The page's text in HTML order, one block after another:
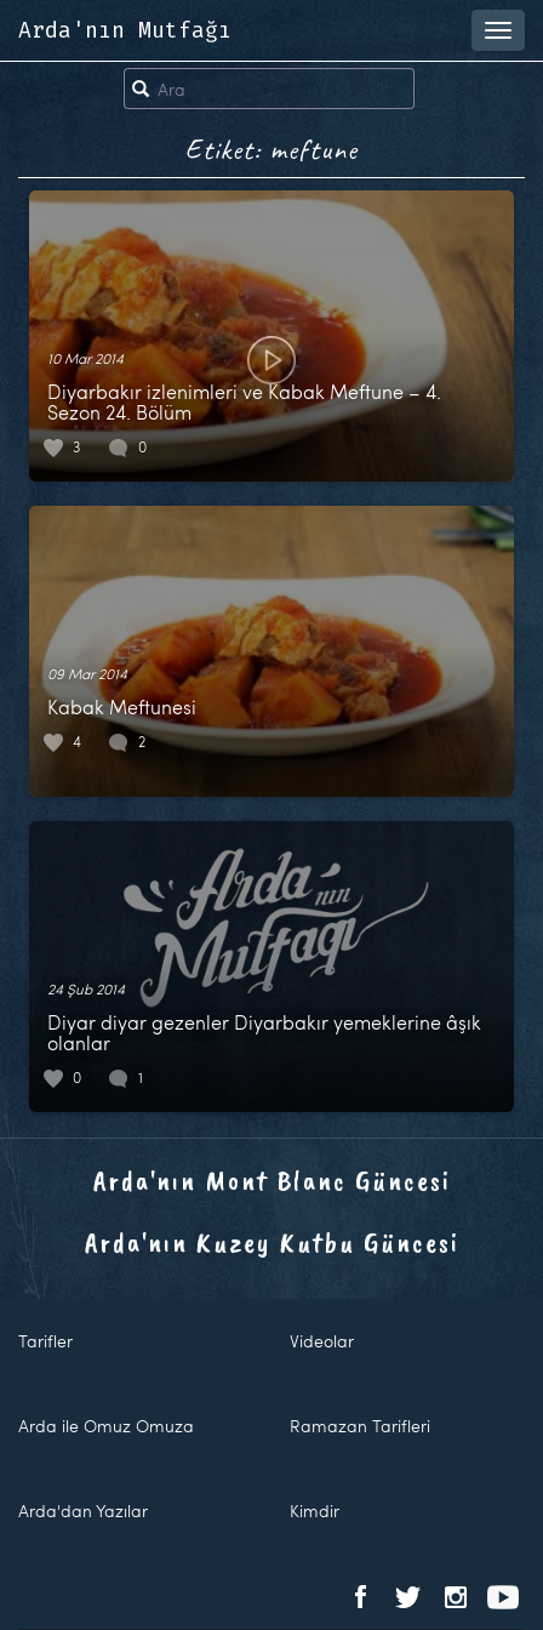
Arda'nın Mutfağı
Etiket: meftune
10 Mar 2014
Diyarbakır izlenimleri ve Kabak Meftune – 4.
Sezon 24. Bölüm
3 0
09 Mar 2014
Kabak Meftunesi
4 2
24 Şub 2014
Diyar diyar gezenler Diyarbakır yemeklerine âşık
olanlar
0 1
Arda'nın Mont Blanc Güncesi
Arda'nın Kuzey Kutbu Güncesi
Tarifler Videolar
Arda ile Omuz Omuza Ramazan Tarifleri
Arda'dan Yazılar Kimdir